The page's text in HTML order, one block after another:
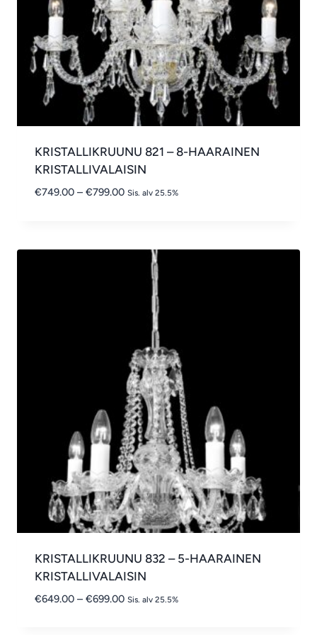
KRISTALLIKRUUNU 821 – 8-HAARAINEN
KRISTALLIVALAISIN
€749.00 – €799.00Hintaluokka:
Sis. alv 25.5%
KRISTALLIKRUUNU 832 – 5-HAARAINEN
KRISTALLIVALAISIN
€649.00 – €699.00Hintaluokka:
Sis. alv 25.5%